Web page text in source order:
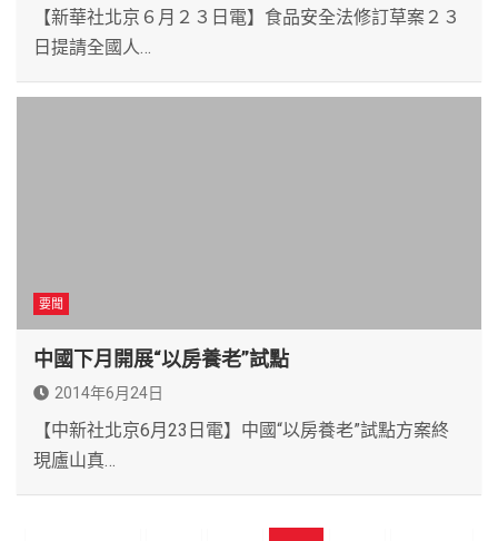
【新華社北京６月２３日電】食品安全法修訂草案２３
日提請全國人…
要聞
中國下月開展“以房養老”試點
2014年6月24日
【中新社北京6月23日電】中國“以房養老”試點方案終
現廬山真…